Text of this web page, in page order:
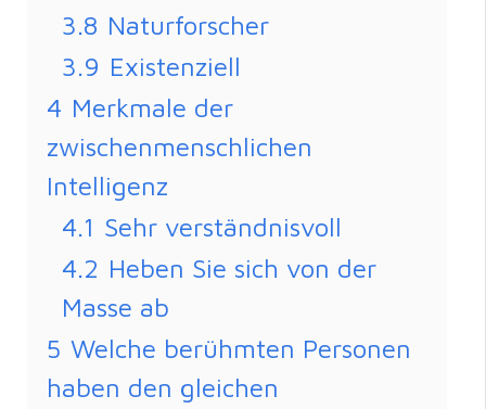
3.8 Naturforscher
3.9 Existenziell
4 Merkmale der
zwischenmenschlichen
Intelligenz
4.1 Sehr verständnisvoll
4.2 Heben Sie sich von der
Masse ab
5 Welche berühmten Personen
haben den gleichen